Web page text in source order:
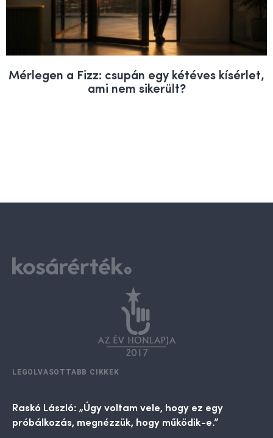
Mérlegen a Fizz: csupán egy kétéves kísérlet,
ami nem sikerült?
LEGOLVASOTTABB CIKKEK
Raskó László: „Úgy voltam vele, hogy ez egy
próbálkozás, megnézzük, hogy működik-e.”